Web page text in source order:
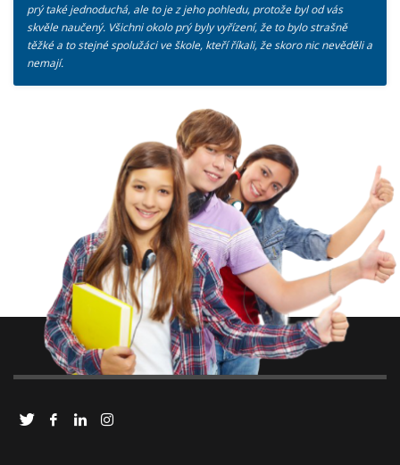
prý také jednoduchá, ale to je z jeho pohledu, protože byl od vás
skvěle naučený. Všichni okolo prý byly vyřízení, že to bylo strašně
těžké a to stejné spolužáci ve škole, kteří říkali, že skoro nic nevěděli a
nemají.